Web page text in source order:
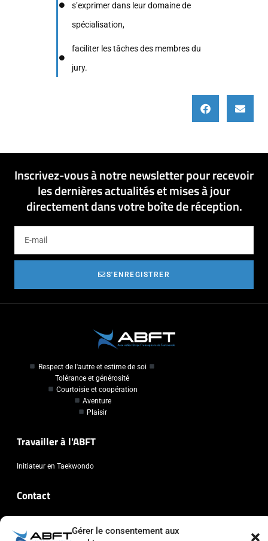
Gérer le consentement aux
s’exprimer dans leur domaine de
spécialisation,
faciliter les tâches des membres du
jury.
Inscrivez-vous à notre newsletter pour recevoir
les dernières actualités et mises à jour
directement dans votre boîte de réception.
S'ENREGISTRER
Respect de l'autre et estime de soi
Tolérance et générosité
Courtoisie et coopération
Aventure
Plaisir
Travailler à l'ABFT
Initiateur en Taekwondo
Contact
Chaussée de Wavre, 2057 - 1160 Auderghem